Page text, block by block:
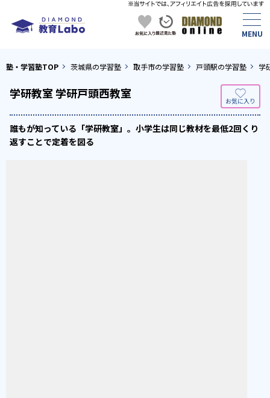
塾・学習塾TOP 茨城県の学習塾 取手市の学習塾 戸頭駅の学習塾 学
学研教室 学研戸頭西教室
誰もが知っている「学研教室」。小学生は同じ教材を最低2回くり
返すことで定着を図る